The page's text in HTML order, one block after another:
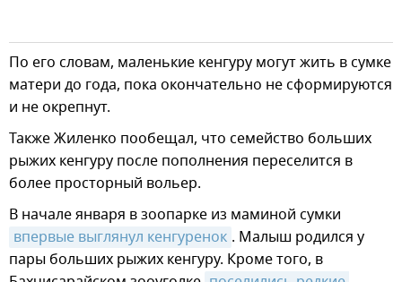
По его словам, маленькие кенгуру могут жить в сумке
матери до года, пока окончательно не сформируются
и не окрепнут.
Также Жиленко пообещал, что семейство больших
рыжих кенгуру после пополнения переселится в
более просторный вольер.
В начале января в зоопарке из маминой сумки
впервые выглянул кенгуренок . Малыш родился у
пары больших рыжих кенгуру. Кроме того, в